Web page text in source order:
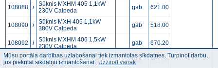
108088 i
Sūknis MXHM 405 1,1kW
230V Calpeda
gab 621.00
108090 i
Sūknis MXH 405 1,1kW
380V Calpeda
gab 518.00
108092 i
Sūknis MXHM 406 1,5kW
230V Calpeda
gab 670.20
108094 i
Sūknis MXH 406 1,5kW
380V Calpeda
gab
Mūsu portāla darbības uzlabošanai tiek izmantotas sīkdatnes. Turpinot darbu,
jūs piekrītat sīkdatņu izmantošanai. Uzzināt vairāk